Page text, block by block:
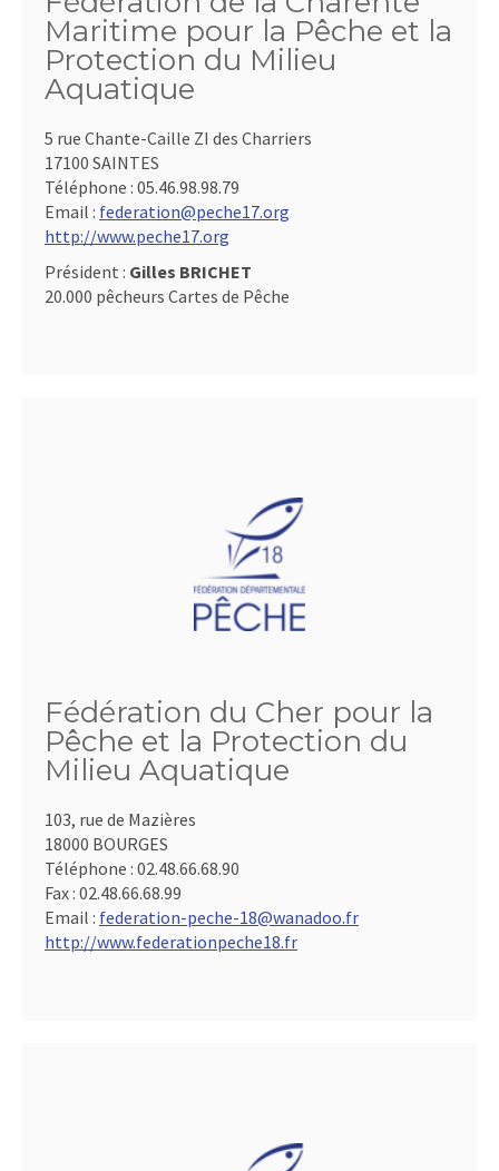
Maritime pour la Pêche et la
Protection du Milieu
Aquatique
5 rue Chante-Caille ZI des Charriers
17100 SAINTES
Téléphone : 05.46.98.98.79
Email : federation@peche17.org
http://www.peche17.org
Président : Gilles BRICHET
20.000 pêcheurs Cartes de Pêche
Fédération du Cher pour la
Pêche et la Protection du
Milieu Aquatique
103, rue de Mazières
18000 BOURGES
Téléphone : 02.48.66.68.90
Fax : 02.48.66.68.99
Email : federation-peche-18@wanadoo.fr
http://www.federationpeche18.fr